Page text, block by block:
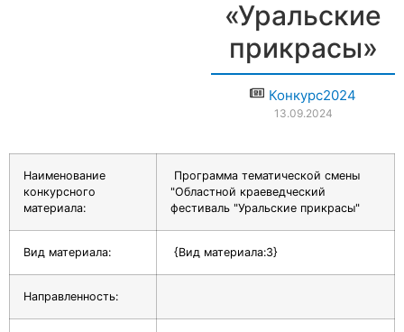
«Уральские
прикрасы»
Конкурс2024
13.09.2024
Наименование
конкурсного
материала:
Программа тематической смены
"Областной краеведческий
фестиваль "Уральские прикрасы"
Вид материала: {Вид материала:3}
Направленность: